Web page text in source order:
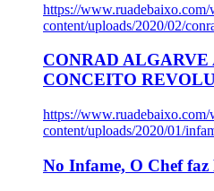
https://www.ruadebaixo.com/
content/uploads/2020/02/
CONRAD ALGARVE
CONCEITO
https://www.ruadebaixo.com/
content/uploads/2020/01/
No Infame, O Chef faz